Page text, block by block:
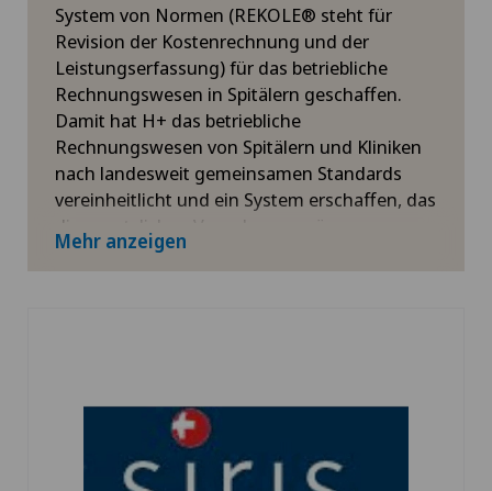
System von Normen (REKOLE® steht für
Revision der Kostenrechnung und der
Leistungserfassung) für das betriebliche
Rechnungswesen in Spitälern geschaffen.
Damit hat H+ das betriebliche
Rechnungswesen von Spitälern und Kliniken
nach landesweit gemeinsamen Standards
vereinheitlicht und ein System erschaffen, das
die gesetzlichen Vorgaben gemäss
Krankenversicherungsgesetz (KVG) erfüllt.
Mehr anzeigen